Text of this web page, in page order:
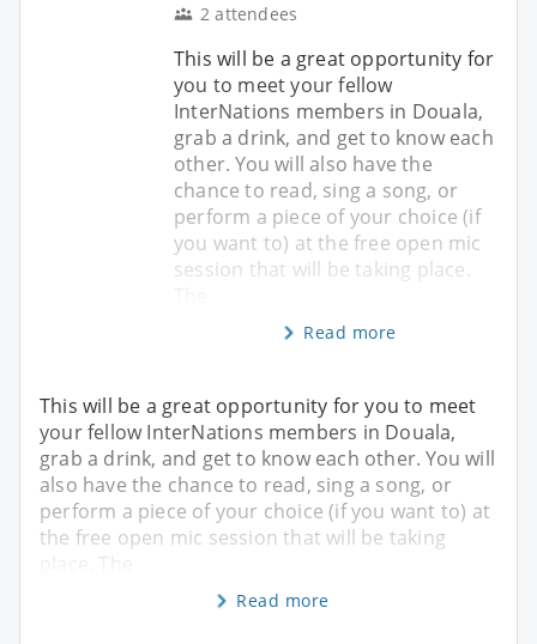
2 attendees
This will be a great opportunity for
you to meet your fellow
InterNations members in Douala,
grab a drink, and get to know each
other. You will also have the
chance to read, sing a song, or
perform a piece of your choice (if
you want to) at the free open mic
session that will be taking place.
Read more
This will be a great opportunity for you to meet
your fellow InterNations members in Douala,
grab a drink, and get to know each other. You will
also have the chance to read, sing a song, or
perform a piece of your choice (if you want to) at
the free open mic session that will be taking
place. The
Read more